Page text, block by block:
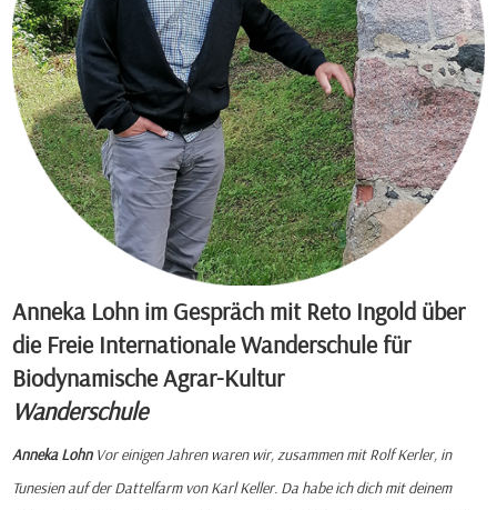
Anneka Lohn im Gespräch mit Reto Ingold über
die Freie Internationale Wanderschule für
Biodynamische Agrar-Kultur
Wanderschule
Anneka Lohn Vor einigen Jahren waren wir, zusammen mit Rolf Kerler, in
Tunesien auf der Dattelfarm von Karl Keller. Da habe ich dich mit deinem